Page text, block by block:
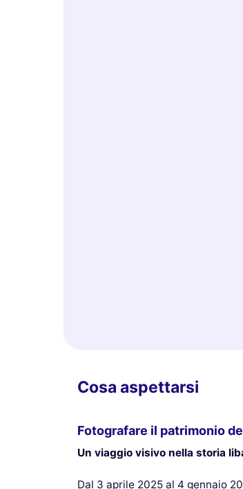
Cosa aspettarsi
Fotografare il patrimonio
Un viaggio visivo nella storia
Dal 3 aprile 2025 al 4 gennaio